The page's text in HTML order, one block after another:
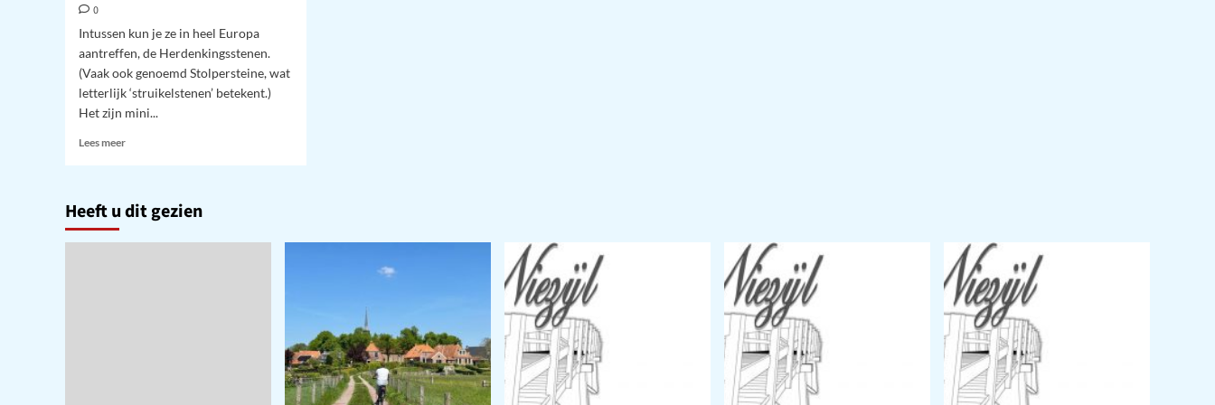
0
Intussen kun je ze in heel Europa
aantreffen, de Herdenkingsstenen.
(Vaak ook genoemd Stolpersteine, wat
letterlijk ‘struikelstenen’ betekent.)
Het zijn mini...
Lees meerLees
Niezijl
Heeft u dit gezien